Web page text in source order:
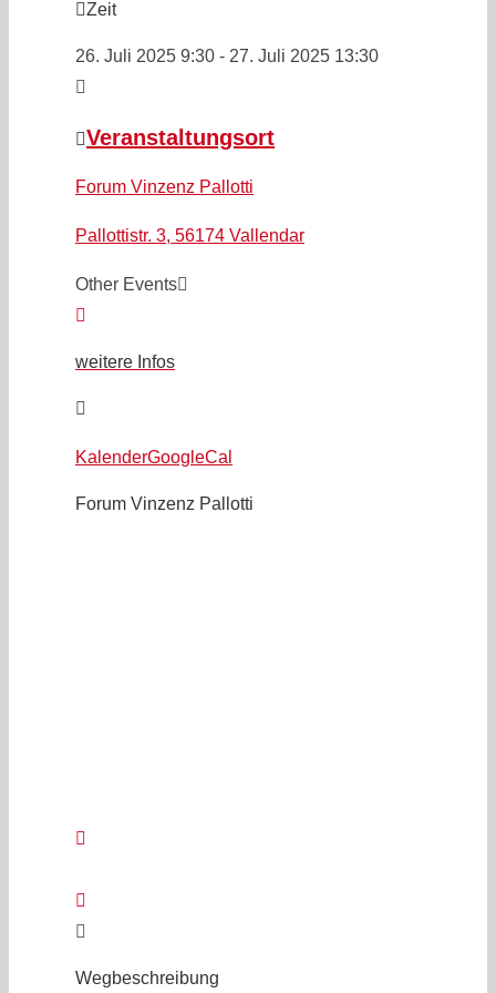
Zeit
26. Juli 2025 9:30 - 27. Juli 2025 13:30
Veranstaltungsort
Forum Vinzenz Pallotti
Pallottistr. 3, 56174 Vallendar
Other Events
weitere Infos
KalenderGoogleCal
Forum Vinzenz Pallotti
Wegbeschreibung